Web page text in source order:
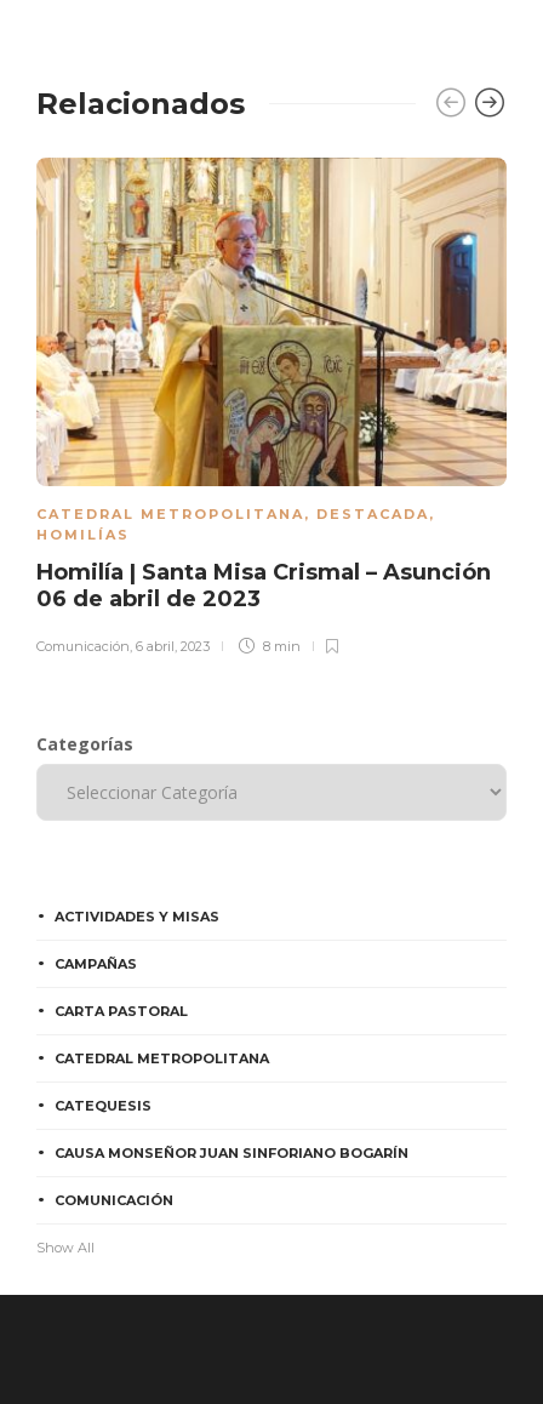
Relacionados
CATEDRAL METROPOLITANA, DESTACADA,
HOMILÍAS
Homilía | Santa Misa Crismal – Asunción
06 de abril de 2023
Comunicación, 6 abril, 2023 8 min
Categorías
ACTIVIDADES Y MISAS
CAMPAÑAS
CARTA PASTORAL
CATEDRAL METROPOLITANA
CATEQUESIS
CAUSA MONSEÑOR JUAN SINFORIANO BOGARÍN
COMUNICACIÓN
Show All